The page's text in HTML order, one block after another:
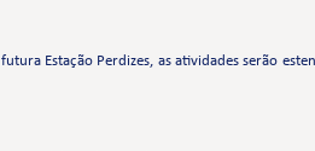
Estação Perdizes, as atividades serão